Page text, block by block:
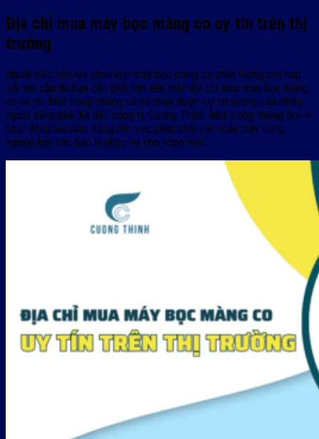
Địa chỉ mua máy bọc màng co uy tín trên thị
trường
Ngoài việc nên lựa chọn loại máy bọc màng co chất lượng phù hợp
với nhu cầu thì bạn cần phải tìm đến một địa chỉ mua máy bọc màng
co uy tín. Một trong những cơ sở nhận được sự tin tưởng của nhiều
người dùng phải kể đến công ty Cường Thịnh. Một trong những đơn vị
hoạt động lâu năm trong lĩnh vực phân phối các mẫu máy công
nghiệp hay các bao bì phục vụ cho công việc.